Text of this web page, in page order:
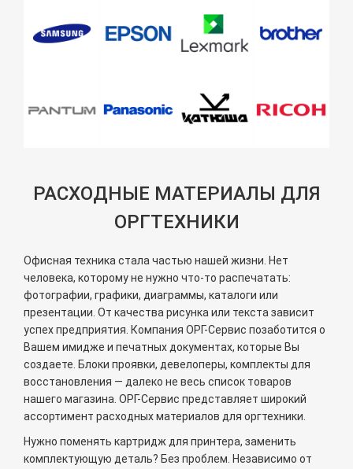
РАСХОДНЫЕ МАТЕРИАЛЫ ДЛЯ
ОРГТЕХНИКИ
Офисная техника стала частью нашей жизни. Нет
человека, которому не нужно что-то распечатать:
фотографии, графики, диаграммы, каталоги или
презентации. От качества рисунка или текста зависит
успех предприятия. Компания ОРГ-Сервис позаботится о
Вашем имидже и печатных документах, которые Вы
создаете. Блоки проявки, девелоперы, комплекты для
восстановления — далеко не весь список товаров
нашего магазина. ОРГ-Сервис представляет широкий
ассортимент расходных материалов для оргтехники.
Нужно поменять картридж для принтера, заменить
комплектующую деталь? Без проблем. Независимо от